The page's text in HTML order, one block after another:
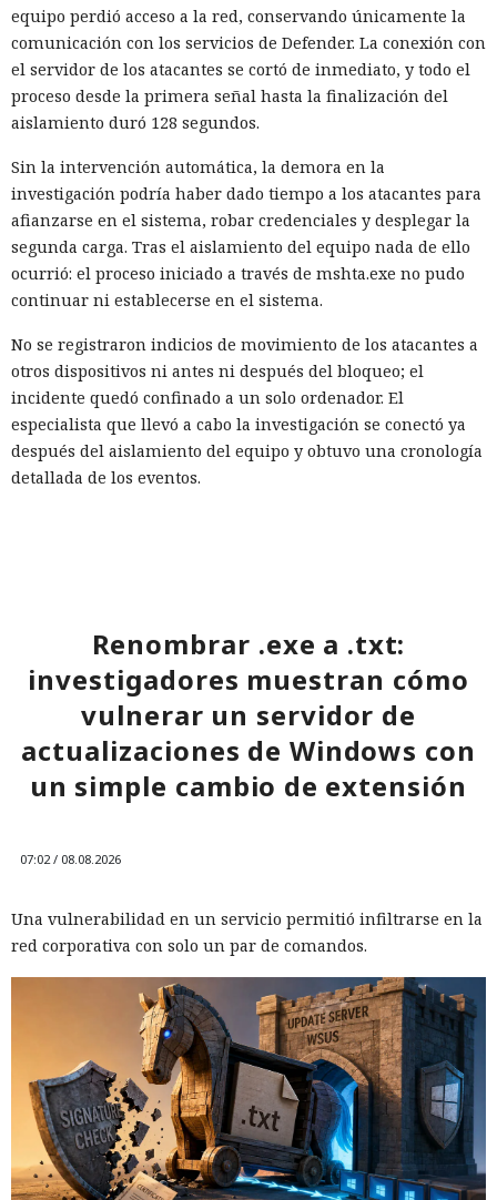
equipo perdió acceso a la red, conservando únicamente la
comunicación con los servicios de Defender. La conexión con
el servidor de los atacantes se cortó de inmediato, y todo el
proceso desde la primera señal hasta la finalización del
aislamiento duró 128 segundos.
Sin la intervención automática, la demora en la
investigación podría haber dado tiempo a los atacantes para
afianzarse en el sistema, robar credenciales y desplegar la
segunda carga. Tras el aislamiento del equipo nada de ello
ocurrió: el proceso iniciado a través de mshta.exe no pudo
continuar ni establecerse en el sistema.
No se registraron indicios de movimiento de los atacantes a
otros dispositivos ni antes ni después del bloqueo; el
incidente quedó confinado a un solo ordenador. El
especialista que llevó a cabo la investigación se conectó ya
después del aislamiento del equipo y obtuvo una cronología
detallada de los eventos.
aislamiento no interfiera con el funcionamiento de
sistemas necesarios.
Renombrar .exe a .txt:
investigadores muestran cómo
vulnerar un servidor de
actualizaciones de Windows con
un simple cambio de extensión
07:02 / 08.08.2026
Una vulnerabilidad en un servicio permitió infiltrarse en la
red corporativa con solo un par de comandos.